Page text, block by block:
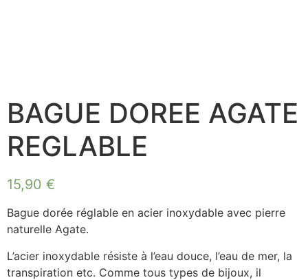
BAGUE DOREE AGATE
REGLABLE
15,90 €
Bague dorée réglable en acier inoxydable avec pierre
naturelle Agate.
L’acier inoxydable résiste à l’eau douce, l’eau de mer, la
transpiration etc. Comme tous types de bijoux, il